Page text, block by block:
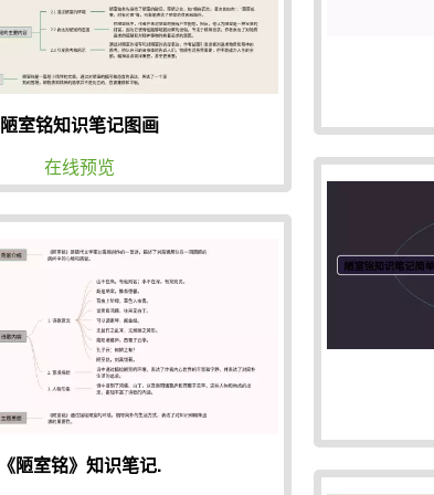
陋室铭知识笔记图画
在线预览
《陋室铭》知识笔记.